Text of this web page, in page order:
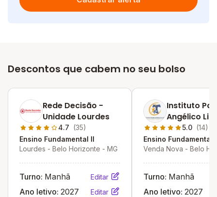
Descontos que cabem no seu bolso
Rede Decisão -
Unidade Lourdes
4.7 (35)
Ensino Fundamental II
Lourdes - Belo Horizonte - MG
Turno: Manhã Editar
Ano letivo: 2027
Editar
Instituto
Angélico
5.0 (14)
Ensino Fundamental
Venda Nova - Belo
Turno: Manhã
Ano letivo: 2027